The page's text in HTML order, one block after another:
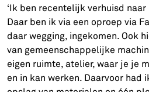
‘Ik ben recentelijk verhuisd naar
Daar ben ik via een oproep via
daar wegging, ingekomen. Ook
van gemeenschappelijke
eigen ruimte, atelier, waar je je
en in kan werken. Daarvoor had